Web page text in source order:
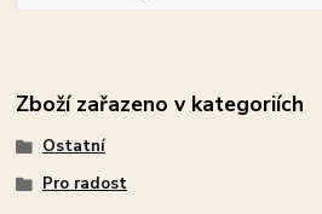
Zboží zařazeno v kategoriích
Ostatní
Pro radost